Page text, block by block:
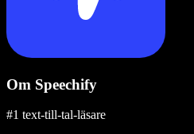
Om Speechify
#1 text-till-tal-läsare